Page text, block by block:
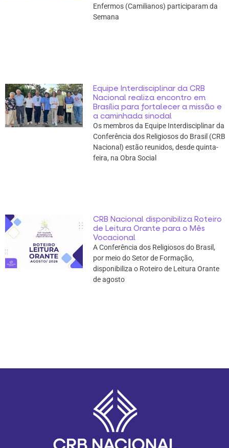
Enfermos (Camilianos) participaram da
Semana
Equipe Interdisciplinar da CRB
Nacional realiza encontro em
Brasília para fortalecer a missão e
a caminhada sinodal
Os membros da Equipe Interdisciplinar da
Conferência dos Religiosos do Brasil (CRB
Nacional) estão reunidos, desde quinta-
feira, na Obra Social
CRB Nacional disponibiliza Roteiro
de Leitura Orante para o Mês
Vocacional
A Conferência dos Religiosos do Brasil,
por meio do Setor de Formação,
disponibiliza o Roteiro de Leitura Orante
de agosto